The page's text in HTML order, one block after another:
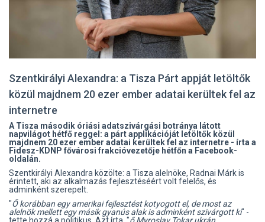
Szentkirályi Alexandra: a Tisza Párt appját letöltők
közül majdnem 20 ezer ember adatai kerültek fel az
internetre
A Tisza második óriási adatszivárgási botránya látott
napvilágot hétfő reggel: a párt applikációját letöltők közül
majdnem 20 ezer ember adatai kerültek fel az internetre - írta a
Fidesz-KDNP fővárosi frakcióvezetője hétfőn a Facebook-
oldalán.
Szentkirályi Alexandra közölte: a Tisza alelnöke, Radnai Márk is
érintett, aki az alkalmazás fejlesztéséért volt felelős, és
adminként szerepelt.
"Ő korábban egy amerikai fejlesztést kotyogott el, de most az
alelnök mellett egy másik gyanús alak is adminként szivárgott ki" -